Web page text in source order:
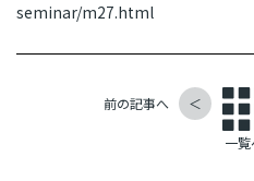
seminar/m27.html
前の記事へ ＜
一